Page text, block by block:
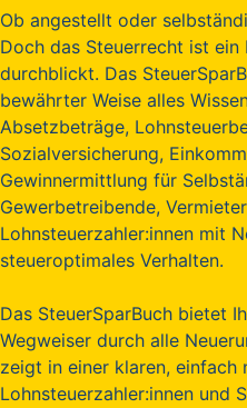
Ob angestellt oder
Doch das Steuerrecht ist ein
durchblickt. Das
bewährter Weise alles
Absetzbeträge,
Sozialversicherung,
Gewinnermittlung für
Gewerbetreibende,
Lohnsteuerzahler:innen mit
steueroptimales Verhalten.
Das SteuerSparBuch bietet
Wegweiser durch alle
zeigt in einer klaren, einfach
Lohnsteuerzahler:innen und